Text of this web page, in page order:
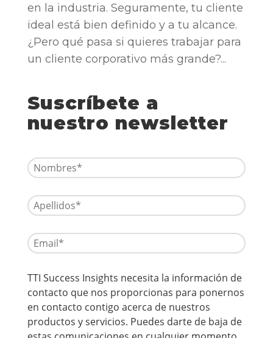
en la industria. Seguramente, tu cliente
ideal está bien definido y a tu alcance.
¿Pero qué pasa si quieres trabajar para
un cliente corporativo más grande?...
Suscríbete a
nuestro newsletter
TTI Success Insights necesita la información de
contacto que nos proporcionas para ponernos
en contacto contigo acerca de nuestros
productos y servicios. Puedes darte de baja de